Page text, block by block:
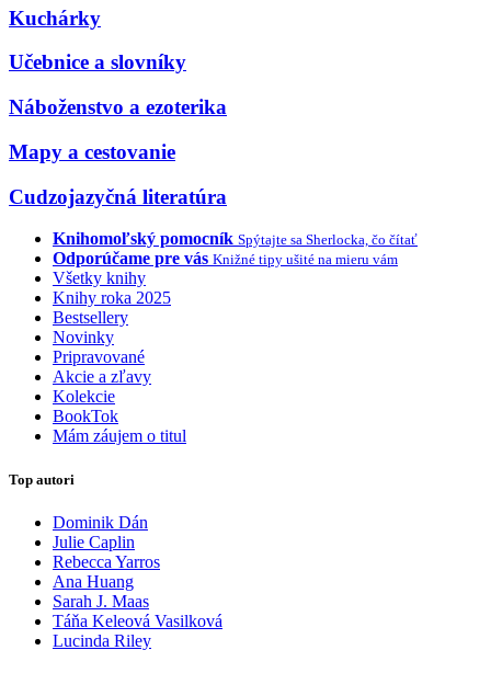
Kuchárky
Učebnice a slovníky
Náboženstvo a ezoterika
Mapy a cestovanie
Cudzojazyčná literatúra
Knihomoľský pomocník Spýtajte sa Sherlocka, čo čítať
Odporúčame pre vás Knižné tipy ušité na mieru vám
Všetky knihy
Knihy roka 2025
Bestsellery
Novinky
Pripravované
Akcie a zľavy
Kolekcie
BookTok
Mám záujem o titul
Top autori
Dominik Dán
Julie Caplin
Rebecca Yarros
Ana Huang
Sarah J. Maas
Táňa Keleová Vasilková
Lucinda Riley